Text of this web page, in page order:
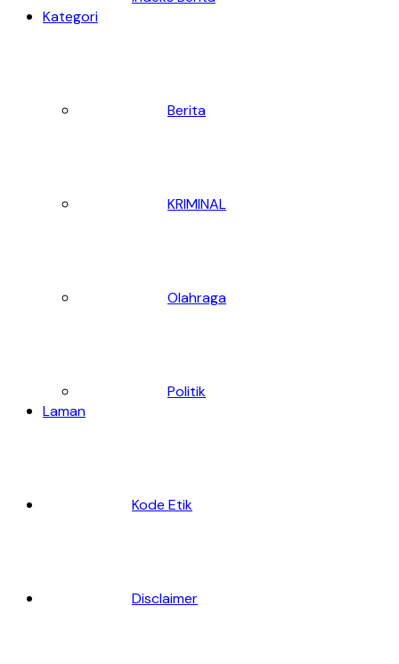
Kategori
Berita
KRIMINAL
Olahraga
Politik
Laman
Kode Etik
Disclaimer